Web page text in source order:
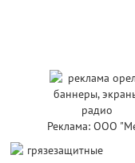
Реклама: ООО